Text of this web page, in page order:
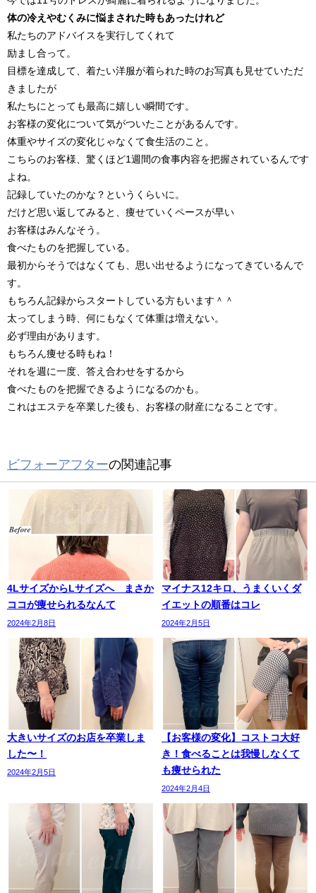
体の冷えやむくみに悩まされた時もあったけれど
私たちのアドバイスを実行してくれて
励まし合って。
目標を達成して、着たい洋服が着られた時のお写真も見せていただ
きましたが
私たちにとっても最高に嬉しい瞬間です。
お客様の変化について気がついたことがあるんです。
体重やサイズの変化じゃなくて食生活のこと。
こちらのお客様、 驚くほど1週間の食事内容を把握されているんです
よね。
記録していたのかな？というくらいに。
だけど思い返してみると、 痩せていくペースが早い
お客様はみんなそう。
食べたものを把握している。
最初からそうではなくても、思い出せるようになってきているんで
す。
もちろん記録からスタートしている方もいます＾＾
太ってしまう時、何にもなくて体重は増えない。
必ず理由があります。
もちろん痩せる時もね！
それを週に一度、答え合わせをするから
食べたものを把握できるようになるのかも。
これはエステを卒業した後も、お客様の財産になることです。
ビフォーアフターの関連記事
4LサイズからLサイズへ まさか
ココが痩せられるなんて
2024年2月8日
マイナス12キロ、うまくいくダ
イエットの順番はコレ
2024年2月5日
大きいサイズのお店を卒業しま
した〜！
2024年2月5日
【お客様の変化】コストコ大好
き！食べることは我慢しなくて
も痩せられた
2024年2月4日